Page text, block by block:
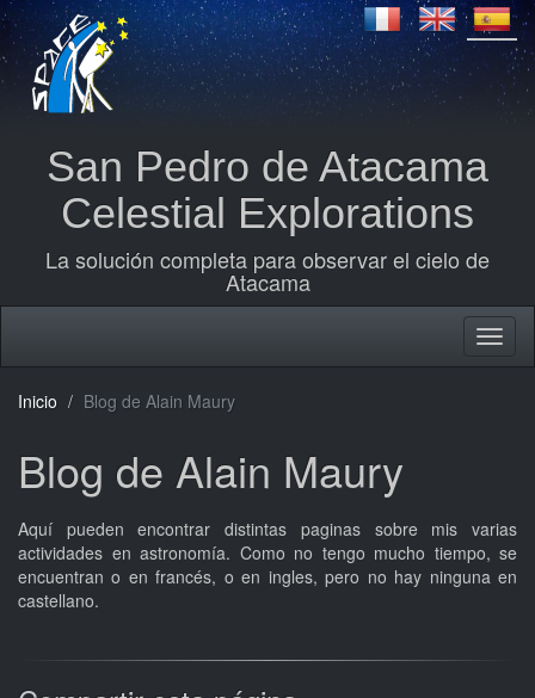
San Pedro de Atacama
Celestial Explorations
La solución completa para observar el cielo de
Atacama
Inicio Blog de Alain Maury
Blog de Alain Maury
Aquí pueden encontrar distintas paginas sobre mis varias
actividades en astronomía. Como no tengo mucho tiempo, se
encuentran o en francés, o en ingles, pero no hay ninguna en
castellano.